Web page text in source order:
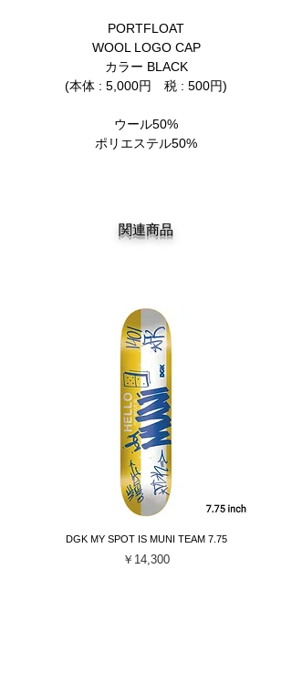
PORTFLOAT
WOOL LOGO CAP
カラー BLACK
(本体 : 5,000円 税 : 500円)
ウール50%
ポリエステル50%
関連商品
DGK MY SPOT IS MUNI TEAM 7.75
価格
￥14,300